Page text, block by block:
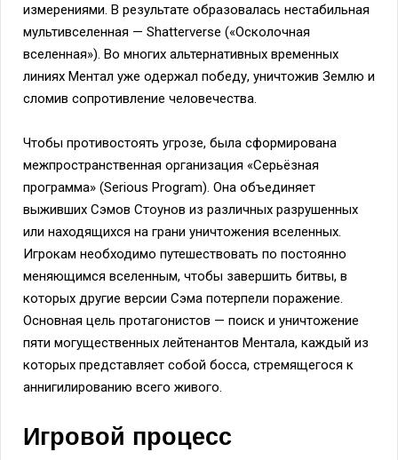
измерениями. В результате образовалась нестабильная
мультивселенная — Shatterverse («Осколочная
вселенная»). Во многих альтернативных временных
линиях Ментал уже одержал победу, уничтожив Землю и
сломив сопротивление человечества.
Чтобы противостоять угрозе, была сформирована
межпространственная организация «Серьёзная
программа» (Serious Program). Она объединяет
выживших Сэмов Стоунов из различных разрушенных
или находящихся на грани уничтожения вселенных.
Игрокам необходимо путешествовать по постоянно
меняющимся вселенным, чтобы завершить битвы, в
которых другие версии Сэма потерпели поражение.
Основная цель протагонистов — поиск и уничтожение
пяти могущественных лейтенантов Ментала, каждый из
которых представляет собой босса, стремящегося к
аннигилированию всего живого.
Игровой процесс